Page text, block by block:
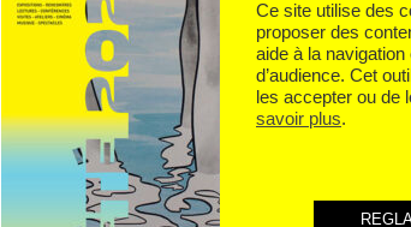
Ce site utilise des
proposer des
aide à la navigation
d’audience. Cet
les accepter ou de
savoir plus.